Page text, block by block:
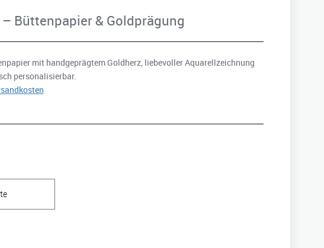
Büttenpapier & Goldprägung
mit handgeprägtem Goldherz, liebevoller Aquarellzeichnung
personalisierbar.